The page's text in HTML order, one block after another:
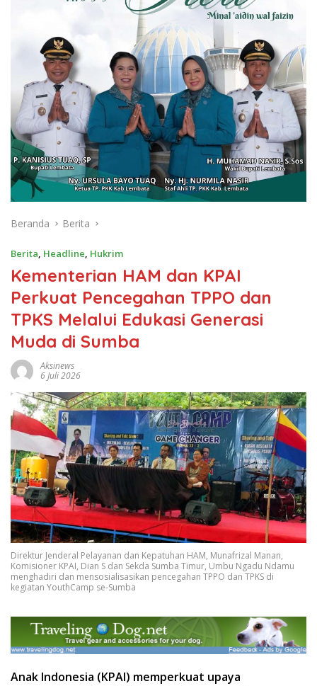
Beranda Berita
Berita, Headline, Hukrim
Kementerian HAM dan KPAI
Perkuat Pencegahan TPPO dan
TPKS Melalui Edukasi Generasi
Muda di Sumba
Aksinews
6 Juli 2026
Direktur Jenderal Pelayanan dan Kepatuhan HAM, Munafrizal Manan,
Komisioner KPAI, Dian S dan Sekda Sumba Timur, Umbu Ngadu Ndamu
menghadiri dan mensosialisasikan pencegahan TPPO dan TPKS di
kegiatan YouthCamp se-Sumba
Anak Indonesia (KPAI) memperkuat upaya